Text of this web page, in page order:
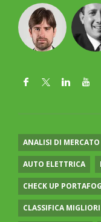
ANALISI DI MERCATO
AUTO ELETTRICA
CHECK UP
CLASSIFICA